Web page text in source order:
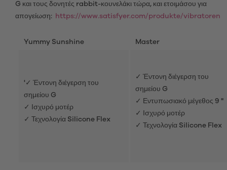
G και τους δονητές rabbit-κουνελάκι τώρα, και ετοιμάσου για
απογείωση:
https://www.satisfyer.com/produkte/vibratoren
Yummy Sunshine Master
'✓ Έντονη διέγερση του
σημείου G
✓ Ισχυρό μοτέρ
✓ Τεχνολογία Silicone Flex
✓ Έντονη διέγερση του
σημείου G
✓ Εντυπωσιακό μέγεθος 9 "
✓ Ισχυρό μοτέρ
✓ Τεχνολογία Silicone Flex